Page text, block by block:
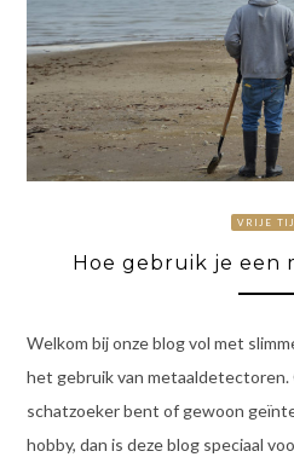
VRIJE
Hoe gebruik je een
Welkom bij onze blog vol met
het gebruik van
schatzoeker bent of gewoon
hobby, dan is deze blog speciaal